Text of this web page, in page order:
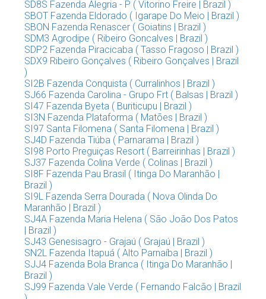
SD8S Fazenda Alegria - P ( Vitorino Freire | Brazil )
SBOT Fazenda Eldorado ( Igarape Do Meio | Brazil )
SBON Fazenda Renascer ( Goiatins | Brazil )
SDM3 Agrodipe ( Ribeiro Goncalves | Brazil )
SDP2 Fazenda Piracicaba ( Tasso Fragoso | Brazil )
SDX9 Ribeiro Gonçalves ( Ribeiro Gonçalves | Brazil
)
SI2B Fazenda Conquista ( Curralinhos | Brazil )
SJ66 Fazenda Carolina - Grupo Frt ( Balsas | Brazil )
SI47 Fazenda Byeta ( Buriticupu | Brazil )
SI3N Fazenda Plataforma ( Matões | Brazil )
SI97 Santa Filomena ( Santa Filomena | Brazil )
SJ4D Fazenda Tiúba ( Parnarama | Brazil )
SI98 Porto Preguiças Resort ( Barreirinhas | Brazil )
SJ37 Fazenda Colina Verde ( Colinas | Brazil )
SI8F Fazenda Pau Brasil ( Itinga Do Maranhão |
Brazil )
SI9L Fazenda Serra Dourada ( Nova Olinda Do
Maranhão | Brazil )
SJ4A Fazenda Maria Helena ( São João Dos Patos
| Brazil )
SJ43 Genesisagro - Grajaú ( Grajaú | Brazil )
SN2L Fazenda Itapuá ( Alto Parnaíba | Brazil )
SJJ4 Fazenda Bola Branca ( Itinga Do Maranhão |
Brazil )
SJ99 Fazenda Vale Verde ( Fernando Falcão | Brazil